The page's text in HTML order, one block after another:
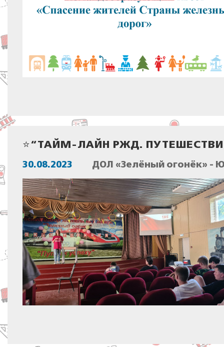
⭐“ТАЙМ-ЛАЙН РЖД.
30.08.2023 ДОЛ «Зелёный огонёк» -